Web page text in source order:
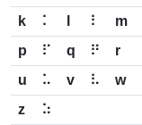
k
⠅ ⠇ m
p
⠏ q ⠟ r
u
⠥ v ⠧ w
z
⠵